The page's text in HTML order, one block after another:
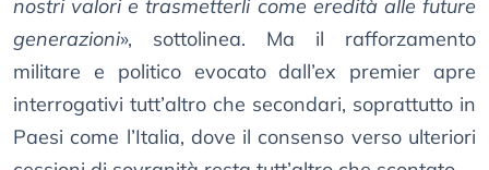
nostri valori e trasmetterli come eredità alle future
generazioni», sottolinea. Ma il rafforzamento
militare e politico evocato dall’ex premier apre
interrogativi tutt’altro che secondari, soprattutto in
Paesi come l’Italia, dove il consenso verso ulteriori